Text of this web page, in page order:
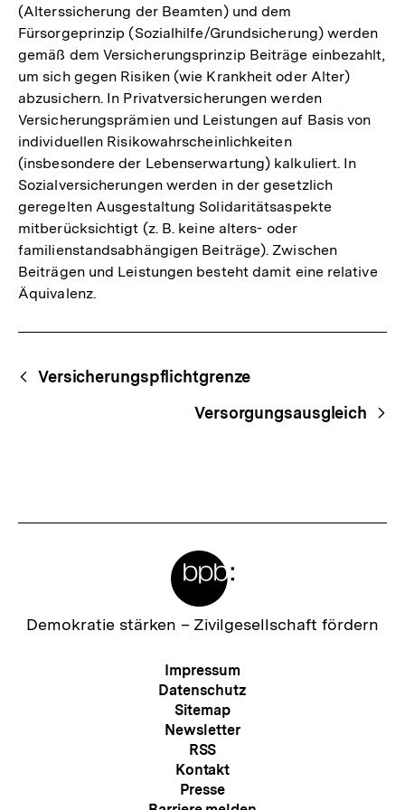
(Alterssicherung der Beamten) und dem
Fürsorgeprinzip (Sozialhilfe/Grundsicherung) werden
gemäß dem Versicherungsprinzip Beiträge einbezahlt,
um sich gegen Risiken (wie Krankheit oder Alter)
abzusichern. In Privatversicherungen werden
Versicherungsprämien und Leistungen auf Basis von
individuellen Risikowahrscheinlichkeiten
(insbesondere der Lebenserwartung) kalkuliert. In
Sozialversicherungen werden in der gesetzlich
geregelten Ausgestaltung Solidaritätsaspekte
mitberücksichtigt (z. B. keine alters- oder
familienstandsabhängigen Beiträge). Zwischen
Beiträgen und Leistungen besteht damit eine relative
Äquivalenz.
Begriffsnavigation
Content-
Navigation
Versicherungspflichtgrenze
Versorgungsausgleich
Zur
Demokratie stärken – Zivilgesellschaft fördern
Meta-
Navigation
Impressum
Datenschutz
Sitemap
Newsletter
RSS
Kontakt
Presse